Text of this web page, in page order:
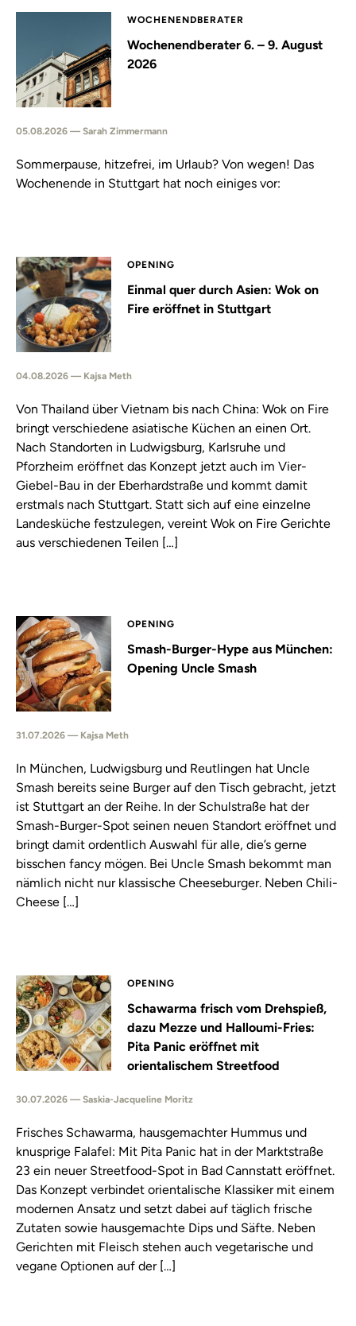
WOCHENENDBERATER
Wochenendberater 6. – 9. August
2026
05.08.2026 — Sarah Zimmermann
Sommerpause, hitzefrei, im Urlaub? Von wegen! Das
Wochenende in Stuttgart hat noch einiges vor:
OPENING
Einmal quer durch Asien: Wok on
Fire eröffnet in Stuttgart
04.08.2026 — Kajsa Meth
Von Thailand über Vietnam bis nach China: Wok on Fire
bringt verschiedene asiatische Küchen an einen Ort.
Nach Standorten in Ludwigsburg, Karlsruhe und
Pforzheim eröffnet das Konzept jetzt auch im Vier-
Giebel-Bau in der Eberhardstraße und kommt damit
erstmals nach Stuttgart. Statt sich auf eine einzelne
Landesküche festzulegen, vereint Wok on Fire Gerichte
aus verschiedenen Teilen […]
OPENING
Smash-Burger-Hype aus München:
Opening Uncle Smash
31.07.2026 — Kajsa Meth
In München, Ludwigsburg und Reutlingen hat Uncle
Smash bereits seine Burger auf den Tisch gebracht, jetzt
ist Stuttgart an der Reihe. In der Schulstraße hat der
Smash-Burger-Spot seinen neuen Standort eröffnet und
bringt damit ordentlich Auswahl für alle, die’s gerne
bisschen fancy mögen. Bei Uncle Smash bekommt man
nämlich nicht nur klassische Cheeseburger. Neben Chili-
Cheese […]
OPENING
Schawarma frisch vom Drehspieß,
dazu Mezze und Halloumi-Fries:
Pita Panic eröffnet mit
orientalischem Streetfood
30.07.2026 — Saskia-Jacqueline Moritz
Frisches Schawarma, hausgemachter Hummus und
knusprige Falafel: Mit Pita Panic hat in der Marktstraße
23 ein neuer Streetfood-Spot in Bad Cannstatt eröffnet.
Das Konzept verbindet orientalische Klassiker mit einem
modernen Ansatz und setzt dabei auf täglich frische
Zutaten sowie hausgemachte Dips und Säfte. Neben
Gerichten mit Fleisch stehen auch vegetarische und
vegane Optionen auf der […]